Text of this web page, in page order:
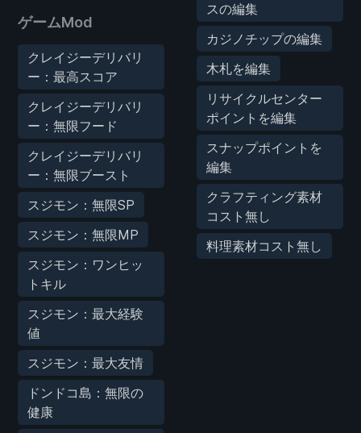
ゲームMod
クレイジーデリバリ
ー：最高スコア
クレイジーデリバリ
ー：無限フード
クレイジーデリバリ
ー：無限ブースト
スジモン：無限SP
スジモン：無限MP
スジモン：ワンヒッ
トキル
スジモン：最大経験
値
スジモン：最大友情
ドンドコ島：無限の
健康
スの編集
カジノチップの編集
木札を編集
リサイクルセンター
ポイントを編集
スナップポイントを
編集
クラフティング素材
コスト無し
料理素材コスト無し